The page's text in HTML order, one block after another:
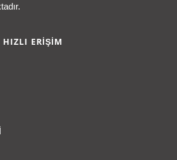
ERİŞİM